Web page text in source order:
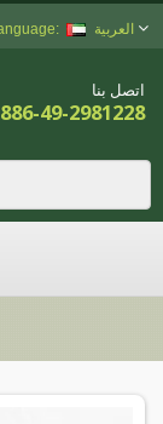
العربية
اتصل بنا
886-49-2981228